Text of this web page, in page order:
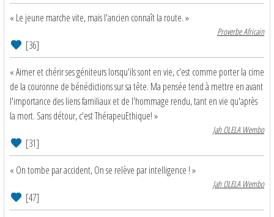
« Le jeune marche vite, mais l'ancien connaît la route. »
Proverbe Africain
[36]
« Aimer et chérir ses géniteurs lorsqu'ils sont en vie, c'est comme porter la cime
de la couronne de bénédictions sur sa tête. Ma pensée tend à mettre en avant
l'importance des liens familiaux et de l'hommage rendu, tant en vie qu'après
la mort. Sans détour, c'est ThérapeuEthique! »
Jah OLELA Wembo
[31]
« On tombe par accident, On se relève par intelligence ! »
Jah OLELA Wembo
[47]